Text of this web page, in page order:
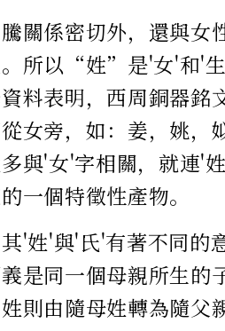
關係密切外，還與女
所以“姓”是'女'和'
料表明，西周銅器銘
女旁，如：姜，姚，
與'女'字相關，就連'
一個特徵性產物。
'姓'與'氏'有著不同
是同一個母親所生的
則由隨母姓轉為隨父親